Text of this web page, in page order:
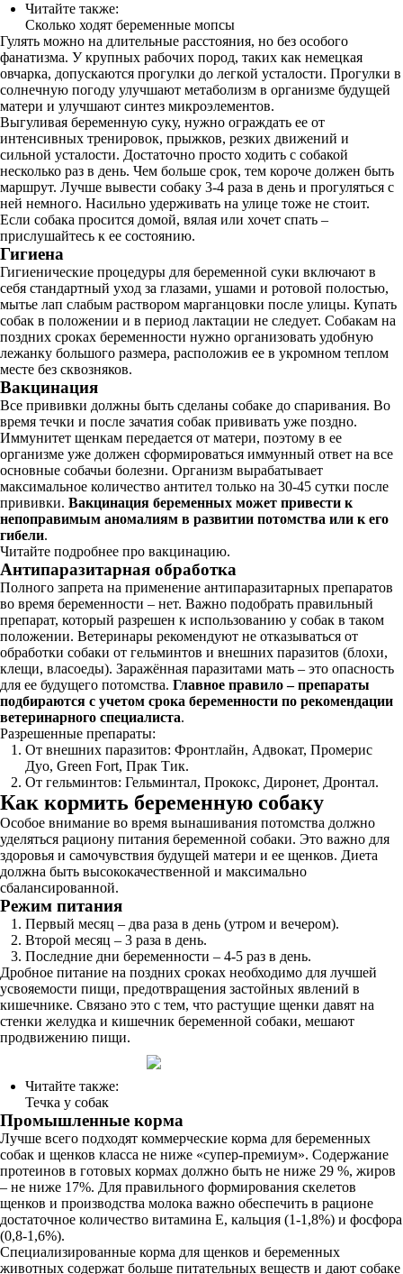
Читайте также:
Сколько ходят беременные мопсы
Гулять можно на длительные расстояния, но без особого
фанатизма. У крупных рабочих пород, таких как немецкая
овчарка, допускаются прогулки до легкой усталости. Прогулки в
солнечную погоду улучшают метаболизм в организме будущей
матери и улучшают синтез микроэлементов.
Выгуливая беременную суку, нужно ограждать ее от
интенсивных тренировок, прыжков, резких движений и
сильной усталости. Достаточно просто ходить с собакой
несколько раз в день. Чем больше срок, тем короче должен быть
маршрут. Лучше вывести собаку 3-4 раза в день и прогуляться с
ней немного. Насильно удерживать на улице тоже не стоит.
Если собака просится домой, вялая или хочет спать –
прислушайтесь к ее состоянию.
Гигиена
Гигиенические процедуры для беременной суки включают в
себя стандартный уход за глазами, ушами и ротовой полостью,
мытье лап слабым раствором марганцовки после улицы. Купать
собак в положении и в период лактации не следует. Собакам на
поздних сроках беременности нужно организовать удобную
лежанку большого размера, расположив ее в укромном теплом
месте без сквозняков.
Вакцинация
Все прививки должны быть сделаны собаке до спаривания. Во
время течки и после зачатия собак прививать уже поздно.
Иммунитет щенкам передается от матери, поэтому в ее
организме уже должен сформироваться иммунный ответ на все
основные собачьи болезни. Организм вырабатывает
максимальное количество антител только на 30-45 сутки после
прививки. Вакцинация беременных может привести к
непоправимым аномалиям в развитии потомства или к его
гибели.
Читайте подробнее про вакцинацию.
Антипаразитарная обработка
Полного запрета на применение антипаразитарных препаратов
во время беременности – нет. Важно подобрать правильный
препарат, который разрешен к использованию у собак в таком
положении. Ветеринары рекомендуют не отказываться от
обработки собаки от гельминтов и внешних паразитов (блохи,
клещи, власоеды). Заражённая паразитами мать – это опасность
для ее будущего потомства. Главное правило – препараты
подбираются с учетом срока беременности по рекомендации
ветеринарного специалиста.
Разрешенные препараты:
От внешних паразитов: Фронтлайн, Адвокат, Промерис
Дуо, Green Fort, Прак Тик.
От гельминтов: Гельминтал, Прококс, Диронет, Дронтал.
Как кормить беременную собаку
Особое внимание во время вынашивания потомства должно
уделяться рациону питания беременной собаки. Это важно для
здоровья и самочувствия будущей матери и ее щенков. Диета
должна быть высококачественной и максимально
сбалансированной.
Режим питания
Первый месяц – два раза в день (утром и вечером).
Второй месяц – 3 раза в день.
Последние дни беременности – 4-5 раз в день.
Дробное питание на поздних сроках необходимо для лучшей
усвояемости пищи, предотвращения застойных явлений в
кишечнике. Связано это с тем, что растущие щенки давят на
стенки желудка и кишечник беременной собаки, мешают
продвижению пищи.
Читайте также:
Течка у собак
Промышленные корма
Лучше всего подходят коммерческие корма для беременных
собак и щенков класса не ниже «супер-премиум». Содержание
протеинов в готовых кормах должно быть не ниже 29 %, жиров
– не ниже 17%. Для правильного формирования скелетов
щенков и производства молока важно обеспечить в рационе
достаточное количество витамина E, кальция (1-1,8%) и фосфора
(0,8-1,6%).
Специализированные корма для щенков и беременных
животных содержат больше питательных веществ и дают собаке